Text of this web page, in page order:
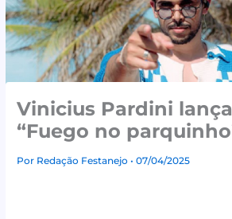
Vinicius Pardini
“Fuego no
Por Redação Festanejo• 07/04/2025